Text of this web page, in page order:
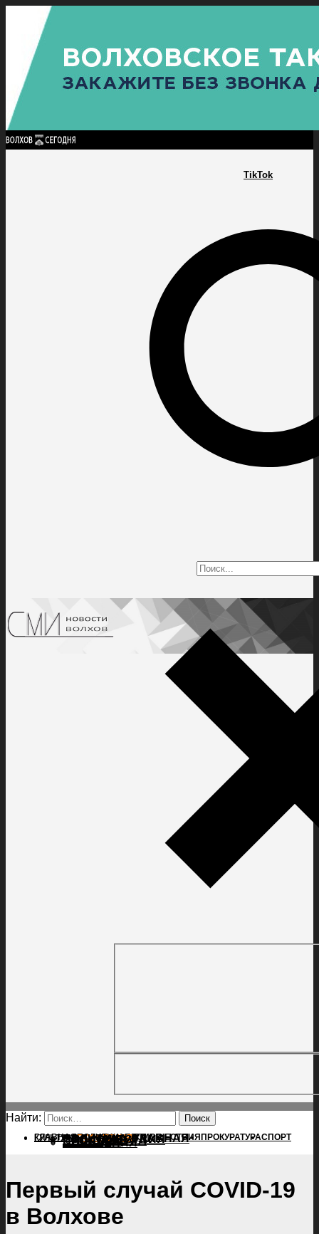
TikTok
Найти:
ГЛАВНАЯПОЛИТИКАПРОИСШЕСТВИЯ ПРОКУРАТУРАСПОРТ
КУЛЬТУРАПОСЕЛЕНИЯГЛАВНАЯ
ПОЛИТИКА
ПРОИСШЕСТВИЯ
ПРОКУРАТУРА
СПОРТ
КУЛЬТУРА
ПОСЕЛЕНИЯ
Найти:
ГЛАВНАЯ ПОЛИТИКАПРОИСШЕСТВИЯ ПРОКУРАТУРАСПОРТ
ПОЛИТИКА
КУЛЬТУРА
ПОСЕЛЕНИЯ
Первый случай COVID-19
в Волхове